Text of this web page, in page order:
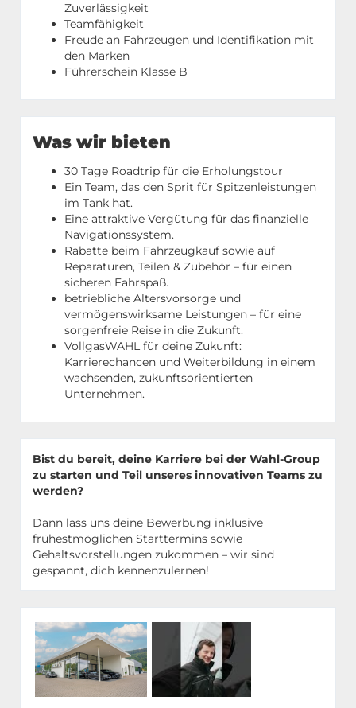
Zuverlässigkeit
Teamfähigkeit
Freude an Fahrzeugen und Identifikation mit
den Marken
Führerschein Klasse B
Was wir bieten
30 Tage Roadtrip für die Erholungstour
Ein Team, das den Sprit für Spitzenleistungen
im Tank hat.
Eine attraktive Vergütung für das finanzielle
Navigationssystem.
Rabatte beim Fahrzeugkauf sowie auf
Reparaturen, Teilen & Zubehör – für einen
sicheren Fahrspaß.
betriebliche Altersvorsorge und
vermögenswirksame Leistungen – für eine
sorgenfreie Reise in die Zukunft.
VollgasWAHL für deine Zukunft:
Karrierechancen und Weiterbildung in einem
wachsenden, zukunftsorientierten
Unternehmen.
Bist du bereit, deine Karriere bei der Wahl-Group
zu starten und Teil unseres innovativen Teams zu
werden?
Dann lass uns deine Bewerbung inklusive
frühestmöglichen Starttermins sowie
Gehaltsvorstellungen zukommen – wir sind
gespannt, dich kennenzulernen!